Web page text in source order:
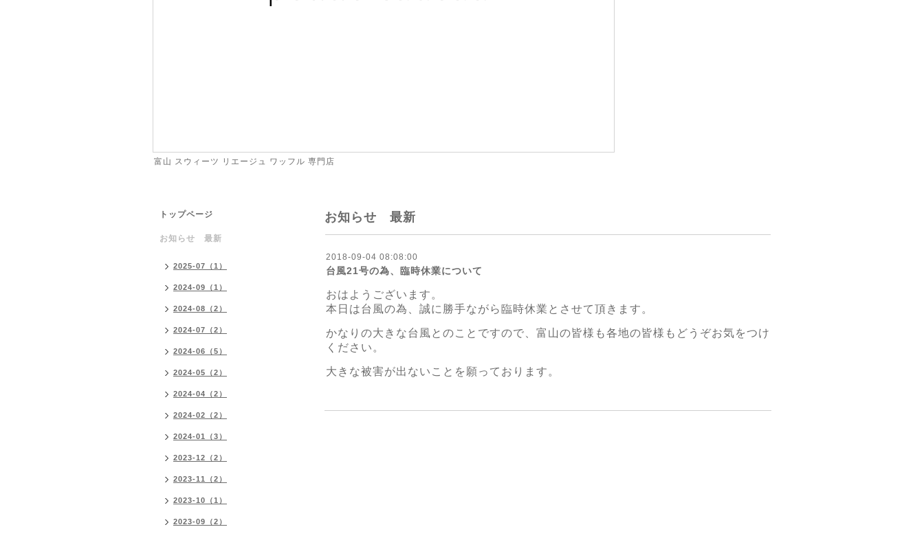
富山 スウィーツ リエージュ ワッフル 専門店
お知らせ 最新
2018-09-04 08:08:00
台風21号の為、臨時休業について
おはようございます。
本日は台風の為、誠に勝手ながら臨時休業とさせて頂きます。
かなりの大きな台風とのことですので、富山の皆様も各地の皆様もどうぞお気をつけ
ください。
大きな被害が出ないことを願っております。
トップページ
お知らせ 最新
2025-07（1）
2024-09（1）
2024-08（2）
2024-07（2）
2024-06（5）
2024-05（2）
2024-04（2）
2024-02（2）
2024-01（3）
2023-12（2）
2023-11（2）
2023-10（1）
2023-09（2）